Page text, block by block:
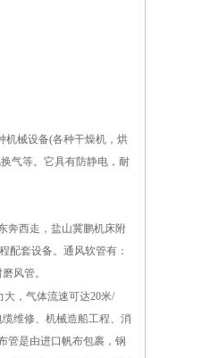
机械设备(各种干燥机，烘
气等。它具有防静电，耐
奔西走，盐山冀鹏机床附
配套设备。通风软管有：
风管。
，气体流速可达20米/
维修、机械造船工程、消
管是由进口帆布包裹，钢